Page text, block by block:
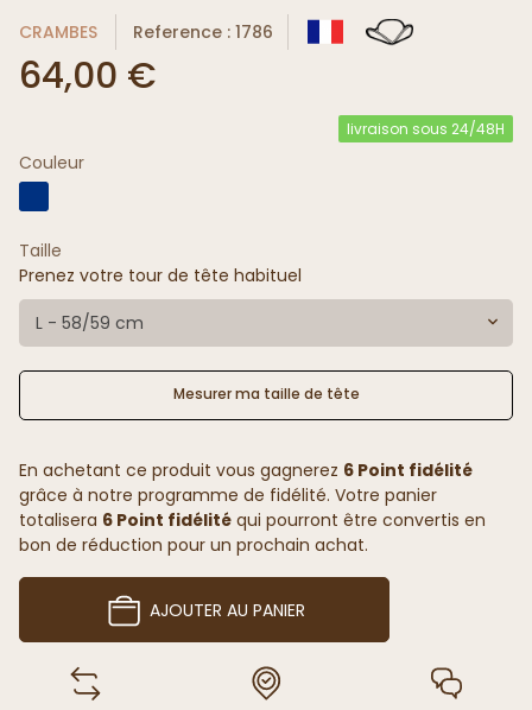
CRAMBES Reference : 1786
64,00 €
livraison sous 24/48H
Couleur
Taille
Prenez votre tour de tête habituel
L - 58/59 cm
Mesurer ma taille de tête
En achetant ce produit vous gagnerez 6 Point fidélité
grâce à notre programme de fidélité. Votre panier
totalisera 6 Point fidélité qui pourront être convertis en
bon de réduction pour un prochain achat.
AJOUTER AU PANIER